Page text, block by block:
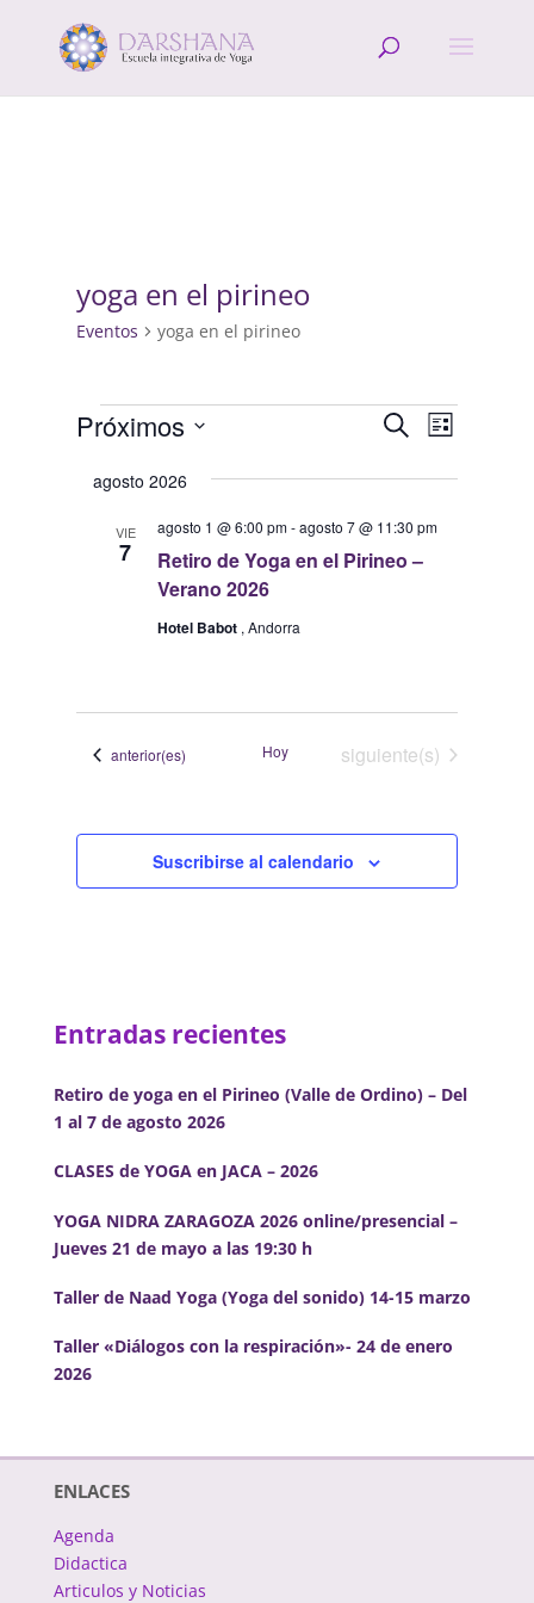
yoga en el pirineo
Eventos yoga en el pirineo
Eventos
búsqueda
y
vistas
de
Buscar
de
vistas
Lista
Próximos
agosto 2026
VIE
7
Retiro de Yoga en el Pirineo –
Verano 2026
agosto 1 @ 6:00 pm-agosto 7 @ 11:30 pm
Hotel Babot , Andorra
Eventos
anterior(es) Hoy Eventos
siguiente(s)
Suscribirse al calendario
Entradas recientes
Retiro de yoga en el Pirineo (Valle de Ordino) – Del
1 al 7 de agosto 2026
CLASES de YOGA en JACA – 2026
YOGA NIDRA ZARAGOZA 2026 online/presencial –
Jueves 21 de mayo a las 19:30 h
Taller de Naad Yoga (Yoga del sonido) 14-15 marzo
Taller «Diálogos con la respiración»- 24 de enero
2026
ENLACES
Agenda
Didactica
Articulos y Noticias